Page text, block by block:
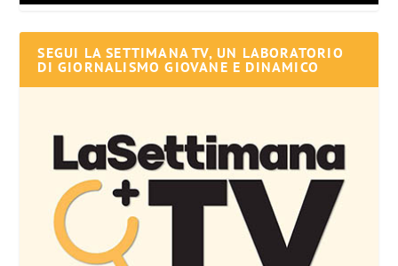
SEGUI LA SETTIMANA TV, UN LABORATORIO
DI GIORNALISMO GIOVANE E DINAMICO